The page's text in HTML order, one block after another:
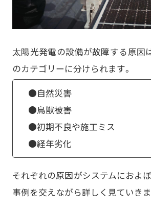
太陽光発電の設備が故障する原因
のカテゴリーに分けられます。
●自然災害
●鳥獣被害
●初期不良や施工ミス
●経年劣化
それぞれの原因がシステムにおよ
事例を交えながら詳しく見ていきま